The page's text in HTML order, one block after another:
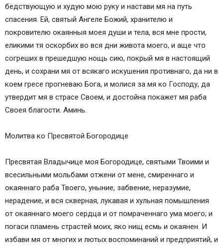
бедствующую и худую мою руку и настави мя на путь
спасения. Ей, святый Ангеле Божий, хранителю и
покровителю окаянныя моея души и тела, вся мне прости,
еликими тя оскорбих во вся дни живота моего, и аще что
согреших в прешедшую нощь сию, покрый мя в настоящий
день, и сохрани мя от всякаго искушения противнаго, да ни в
коем гресе прогневаю Бога, и молися за мя ко Господу, да
утвердит мя в страсе Своем, и достойна покажет мя раба
Своея благости. Аминь.
Молитва ко Пресвятой Богородице
Пресвятая Владычице моя Богородице, святыми Твоими и
всесильными мольбами отжени от мене, смиреннаго и
окаяннаго раба Твоего, уныние, забвение, неразумие,
нерадение, и вся скверная, лукавая и хульная помышления
от окаяннаго моего сердца и от помраченнаго ума моего; и
погаси пламень страстей моих, яко нищ есмь и окаянен. И
избави мя от многих и лютых воспоминаний и предприятий, и